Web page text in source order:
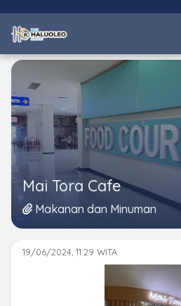
Mai Tora Cafe
Makanan dan Minuman
19/06/2024, 11:29 WITA